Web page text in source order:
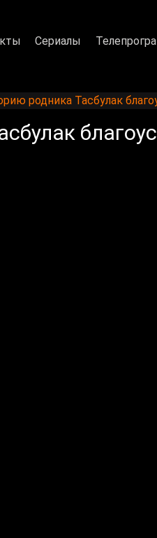
Сериалы
родника Тасбулак